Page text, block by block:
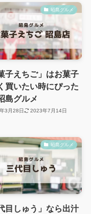
昭島グルメ
子えちご」はお菓子
買いたい時にぴった
島グルメ
3月28日 2023年7月14日
昭島グルメ
目しゅう」なら出汁